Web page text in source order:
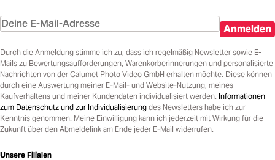
Anmelden
Durch die Anmeldung stimme ich zu, dass ich regelmäßig Newsletter sowie E-
Mails zu Bewertungsaufforderungen, Warenkorberinnerungen und personalisierte
Nachrichten von der Calumet Photo Video GmbH erhalten möchte. Diese können
durch eine Auswertung meiner E-Mail- und Website-Nutzung, meines
Kaufverhaltens und meiner Kundendaten individualisiert werden. Informationen
zum Datenschutz und zur Individualisierung des Newsletters habe ich zur
Kenntnis genommen. Meine Einwilligung kann ich jederzeit mit Wirkung für die
Zukunft über den Abmeldelink am Ende jeder E-Mail widerrufen.
Unsere Filialen